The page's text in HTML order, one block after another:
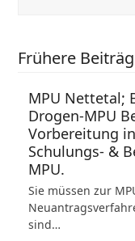
Frühere
MPU Nettetal;
Drogen-MPU
Vorbereitung
Schulungs- &
MPU.
Sie müssen zur
sind…